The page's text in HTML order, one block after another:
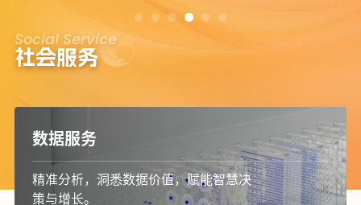
Social Service
社会服务
研学活动
寓教于行，探索实践中学，拓宽视野，
助力全面发展。